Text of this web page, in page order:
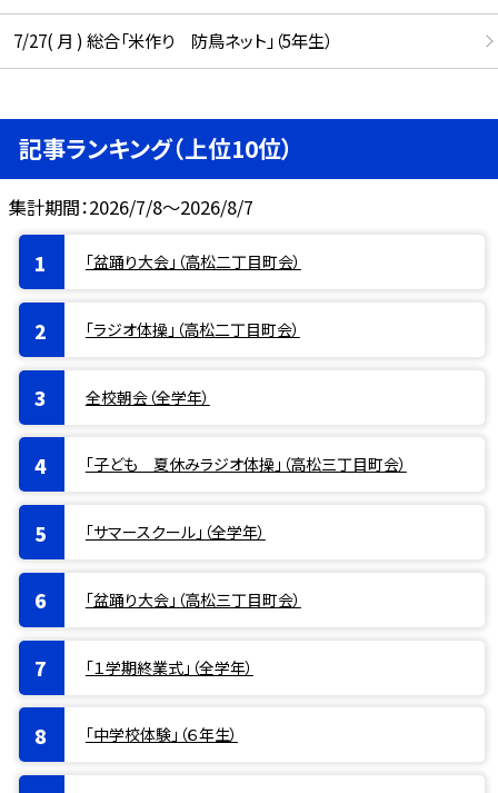
7/27( 月 ) 総合「米作り 防鳥ネット」（5年生）
記事ランキング（上位10位）
集計期間：2026/7/8～2026/8/7
「盆踊り大会」（高松二丁目町会）
「ラジオ体操」（高松二丁目町会）
全校朝会（全学年）
「子ども 夏休みラジオ体操」（高松三丁目町会）
「サマースクール」（全学年）
「盆踊り大会」（高松三丁目町会）
「１学期終業式」（全学年）
「中学校体験」（６年生）